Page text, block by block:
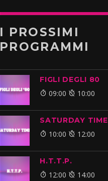
I PROSSIMI
PROGRAMMI
FIGLI DEGLI 80
09:00 10:00
SATURDAY TIME
10:00 12:00
H.T.T.P.
12:00 14:00